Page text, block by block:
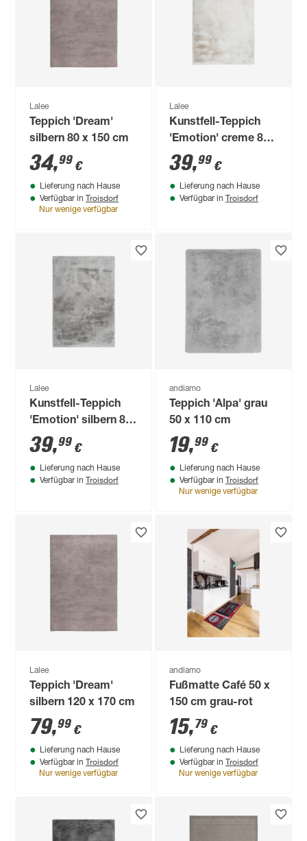
Lalee
Teppich 'Dream'
silbern 80 x 150 cm
34,99 €
Lieferung nach Hause
Verfügbar in Troisdorf
Nur wenige verfügbar
Lalee
Kunstfell-Teppich
'Emotion' creme 80
x 150 cm
39,99 €
Lieferung nach Hause
Verfügbar in Troisdorf
Lalee
Kunstfell-Teppich
'Emotion' silbern 80
x 150 cm
39,99 €
Lieferung nach Hause
Verfügbar in Troisdorf
andiamo
Teppich 'Alpa' grau
50 x 110 cm
19,99 €
Lieferung nach Hause
Verfügbar in Troisdorf
Nur wenige verfügbar
Lalee
Teppich 'Dream'
silbern 120 x 170 cm
79,99 €
Lieferung nach Hause
Verfügbar in Troisdorf
Nur wenige verfügbar
andiamo
Fußmatte Café 50 x
150 cm grau-rot
15,79 €
Lieferung nach Hause
Verfügbar in Troisdorf
Nur wenige verfügbar